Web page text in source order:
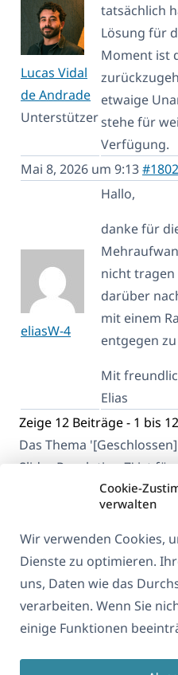
Cookie-
verwalten
Wir verwenden Cookies,
Dienste zu optimieren.
uns, Daten wie das
verarbeiten. Wenn Sie
einige Funktionen
Lucas Vidal
de Andrade
Unterstützer
tatsächlich
Lösung für
Moment ist
etwaige
stehe für
Verfügung.
Mai 8, 2026 um 9:13
eliasW-4
Hallo,
danke für
nicht tragen
darüber
mit einem
entgegen
Mit
Elias
Zeige 12 Beiträge - 1 bis
Das Thema
Slider Revolution 7' ist
Über
DSGVO &
Unserem